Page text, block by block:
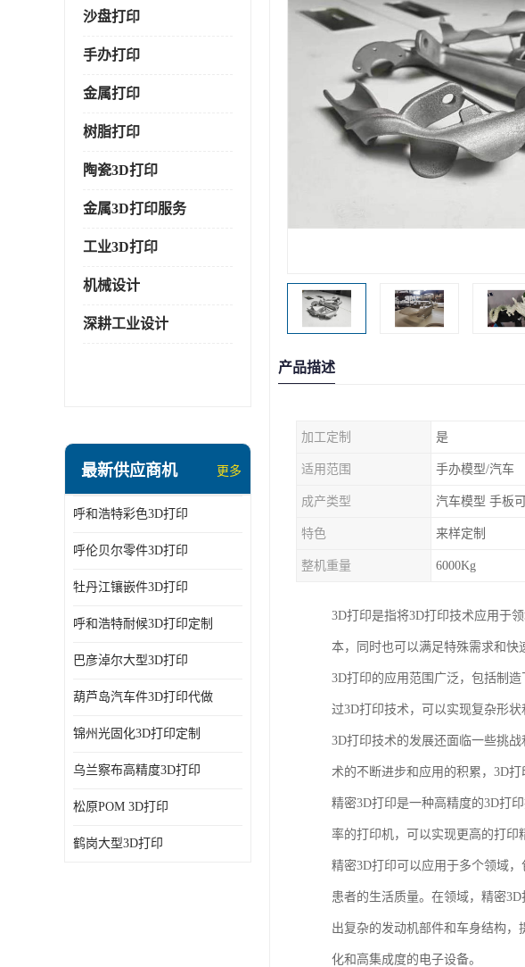
沙盘打印
手办打印
金属打印
树脂打印
陶瓷3D打印
金属3D打印服务
工业3D打印
机械设计
深耕工业设计
最新供应商机 更多
呼和浩特彩色3D打印
呼伦贝尔零件3D打印
牡丹江镶嵌件3D打印
呼和浩特耐候3D打印定制
巴彦淖尔大型3D打印
葫芦岛汽车件3D打印代做
锦州光固化3D打印定制
乌兰察布高精度3D打印
松原POM 3D打印
鹤岗大型3D打印
产品描述
加工定制 是
适用范围 手办模型/汽车
成产类型 汽车模型 手板
特色 来样定制
整机重量 6000Kg
3D打印是指将3D打印技术应用于
本，同时也可以满足特殊需求和快
3D打印的应用范围广泛，包括制
过3D打印技术，可以实现复杂形
3D打印技术的发展还面临一些挑
术的不断进步和应用的积累，3D
精密3D打印是一种高精度的3D打
率的打印机，可以实现更高的打印
精密3D打印可以应用于多个领域
患者的生活质量。在领域，精密
出复杂的发动机部件和车身结构
化和高集成度的电子设备。